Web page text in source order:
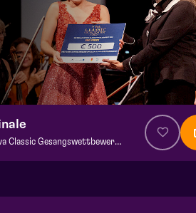
Viva Classic Gesangswettbewerb 2026
30 augustus 2026 | 15:30